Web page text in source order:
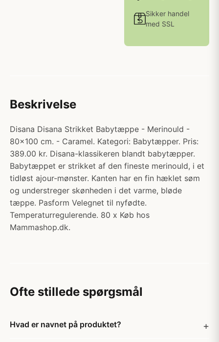
Sikker handel
med SSL
Beskrivelse
Disana Disana Strikket Babytæppe - Merinould -
80x100 cm. - Caramel. Kategori: Babytæpper. Pris:
389.00 kr. Disana-klassikeren blandt babytæpper.
Babytæppet er strikket af den fineste merinould, i et
tidløst ajour-mønster. Kanten har en fin hæklet søm
og understreger skønheden i det varme, bløde
tæppe. Pasform Velegnet til nyfødte.
Temperaturregulerende. 80 x Køb hos
Mammashop.dk.
Ofte stillede spørgsmål
Hvad er navnet på produktet?